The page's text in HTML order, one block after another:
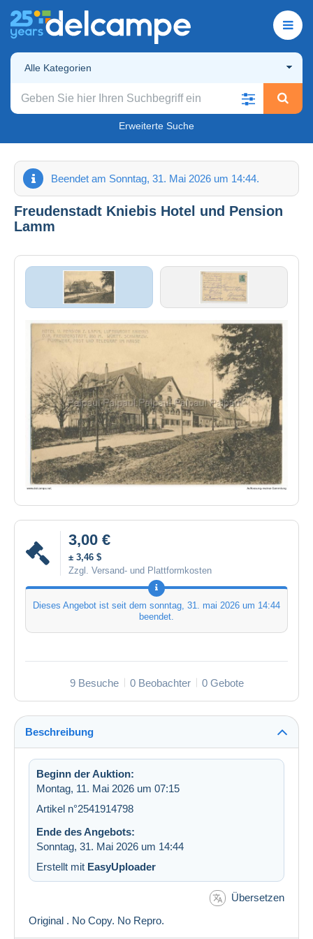
Alle Kategorien
Erweiterte Suche
Beendet am Sonntag, 31. Mai 2026 um 14:44.
Freudenstadt Kniebis Hotel und Pension
Lamm
3,00 €
± 3,46 $
Zzgl. Versand- und Plattformkosten
Dieses Angebot ist seit dem sonntag, 31. mai 2026 um 14:44
beendet.
9 Besuche 0 Beobachter 0 Gebote
Beschreibung
Beginn der Auktion:
Montag, 11. Mai 2026 um 07:15
Artikel n°2541914798
Ende des Angebots:
Sonntag, 31. Mai 2026 um 14:44
Erstellt mit EasyUploader
Übersetzen
Original . No Copy. No Repro.